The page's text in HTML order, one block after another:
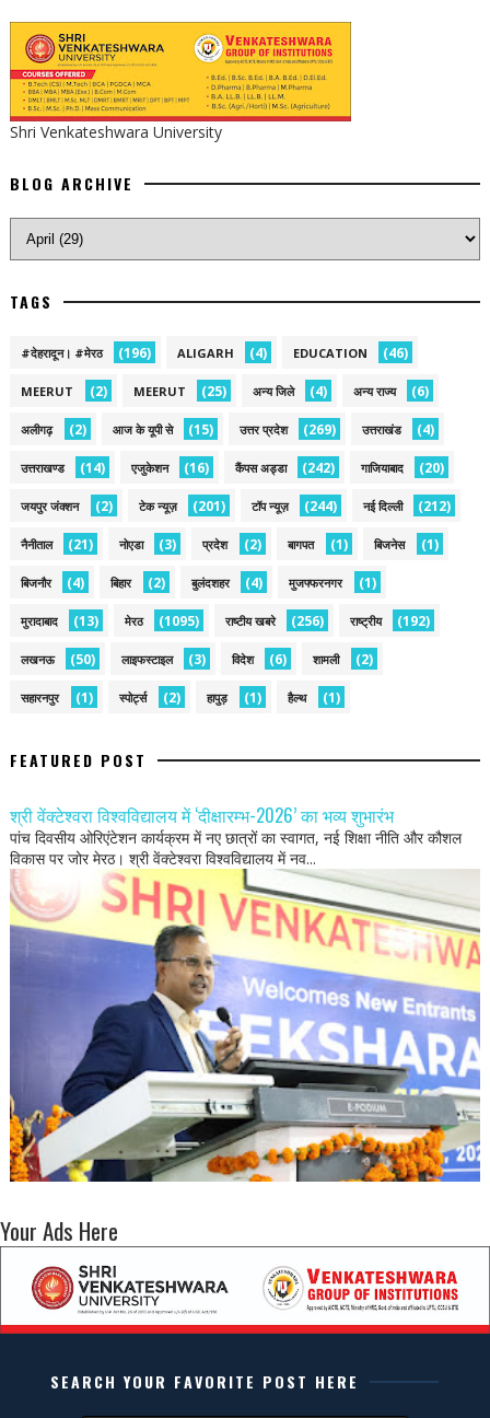
Shri Venkateshwara University
BLOG ARCHIVE
TAGS
#देहरादून। #मेरठ (196) ALIGARH (4) EDUCATION (46)
MEERUT (2) MEERUT (25) अन्य जिले (4) अन्य राज्य (6)
अलीगढ़ (2) आज के यूपी से (15) उत्तर प्रदेश (269) उत्तराखंड (4)
उत्तराखण्ड (14) एजुकेशन (16) कैंपस अड्डा (242) गाजियाबाद (20)
जयपुर जंक्शन (2) टेक न्यूज़ (201) टॉप न्यूज़ (244) नई द‍िल्ली (212)
नैनीताल (21) नोएडा (3) प्रदेश (2) बागपत (1) बिजनेस (1)
बिजनौर (4) बिहार (2) बुलंदशहर (4) मुजफ्फरनगर (1)
मुरादाबाद (13) मेरठ (1095) राष्टीय खबरे (256) राष्ट्रीय (192)
लखनऊ (50) लाइफस्टाइल (3) विदेश (6) शामली (2)
सहारनपुर (1) स्पोर्ट्स (2) हापुड़ (1) हैल्थ (1)
FEATURED POST
श्री वेंक्टेश्वरा विश्वविद्यालय में ‘दीक्षारम्भ-2026’ का भव्य शुभारंभ
पांच दिवसीय ओरिएंटेशन कार्यक्रम में नए छात्रों का स्वागत, नई शिक्षा नीति और कौशल
विकास पर जोर मेरठ। श्री वेंक्टेश्वरा विश्वविद्यालय में नव...
Your Ads Here
SEARCH YOUR FAVORITE POST HERE